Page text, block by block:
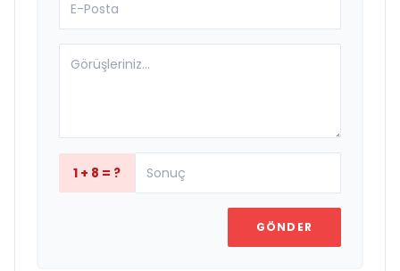
1 + 8 = ?
GÖNDER